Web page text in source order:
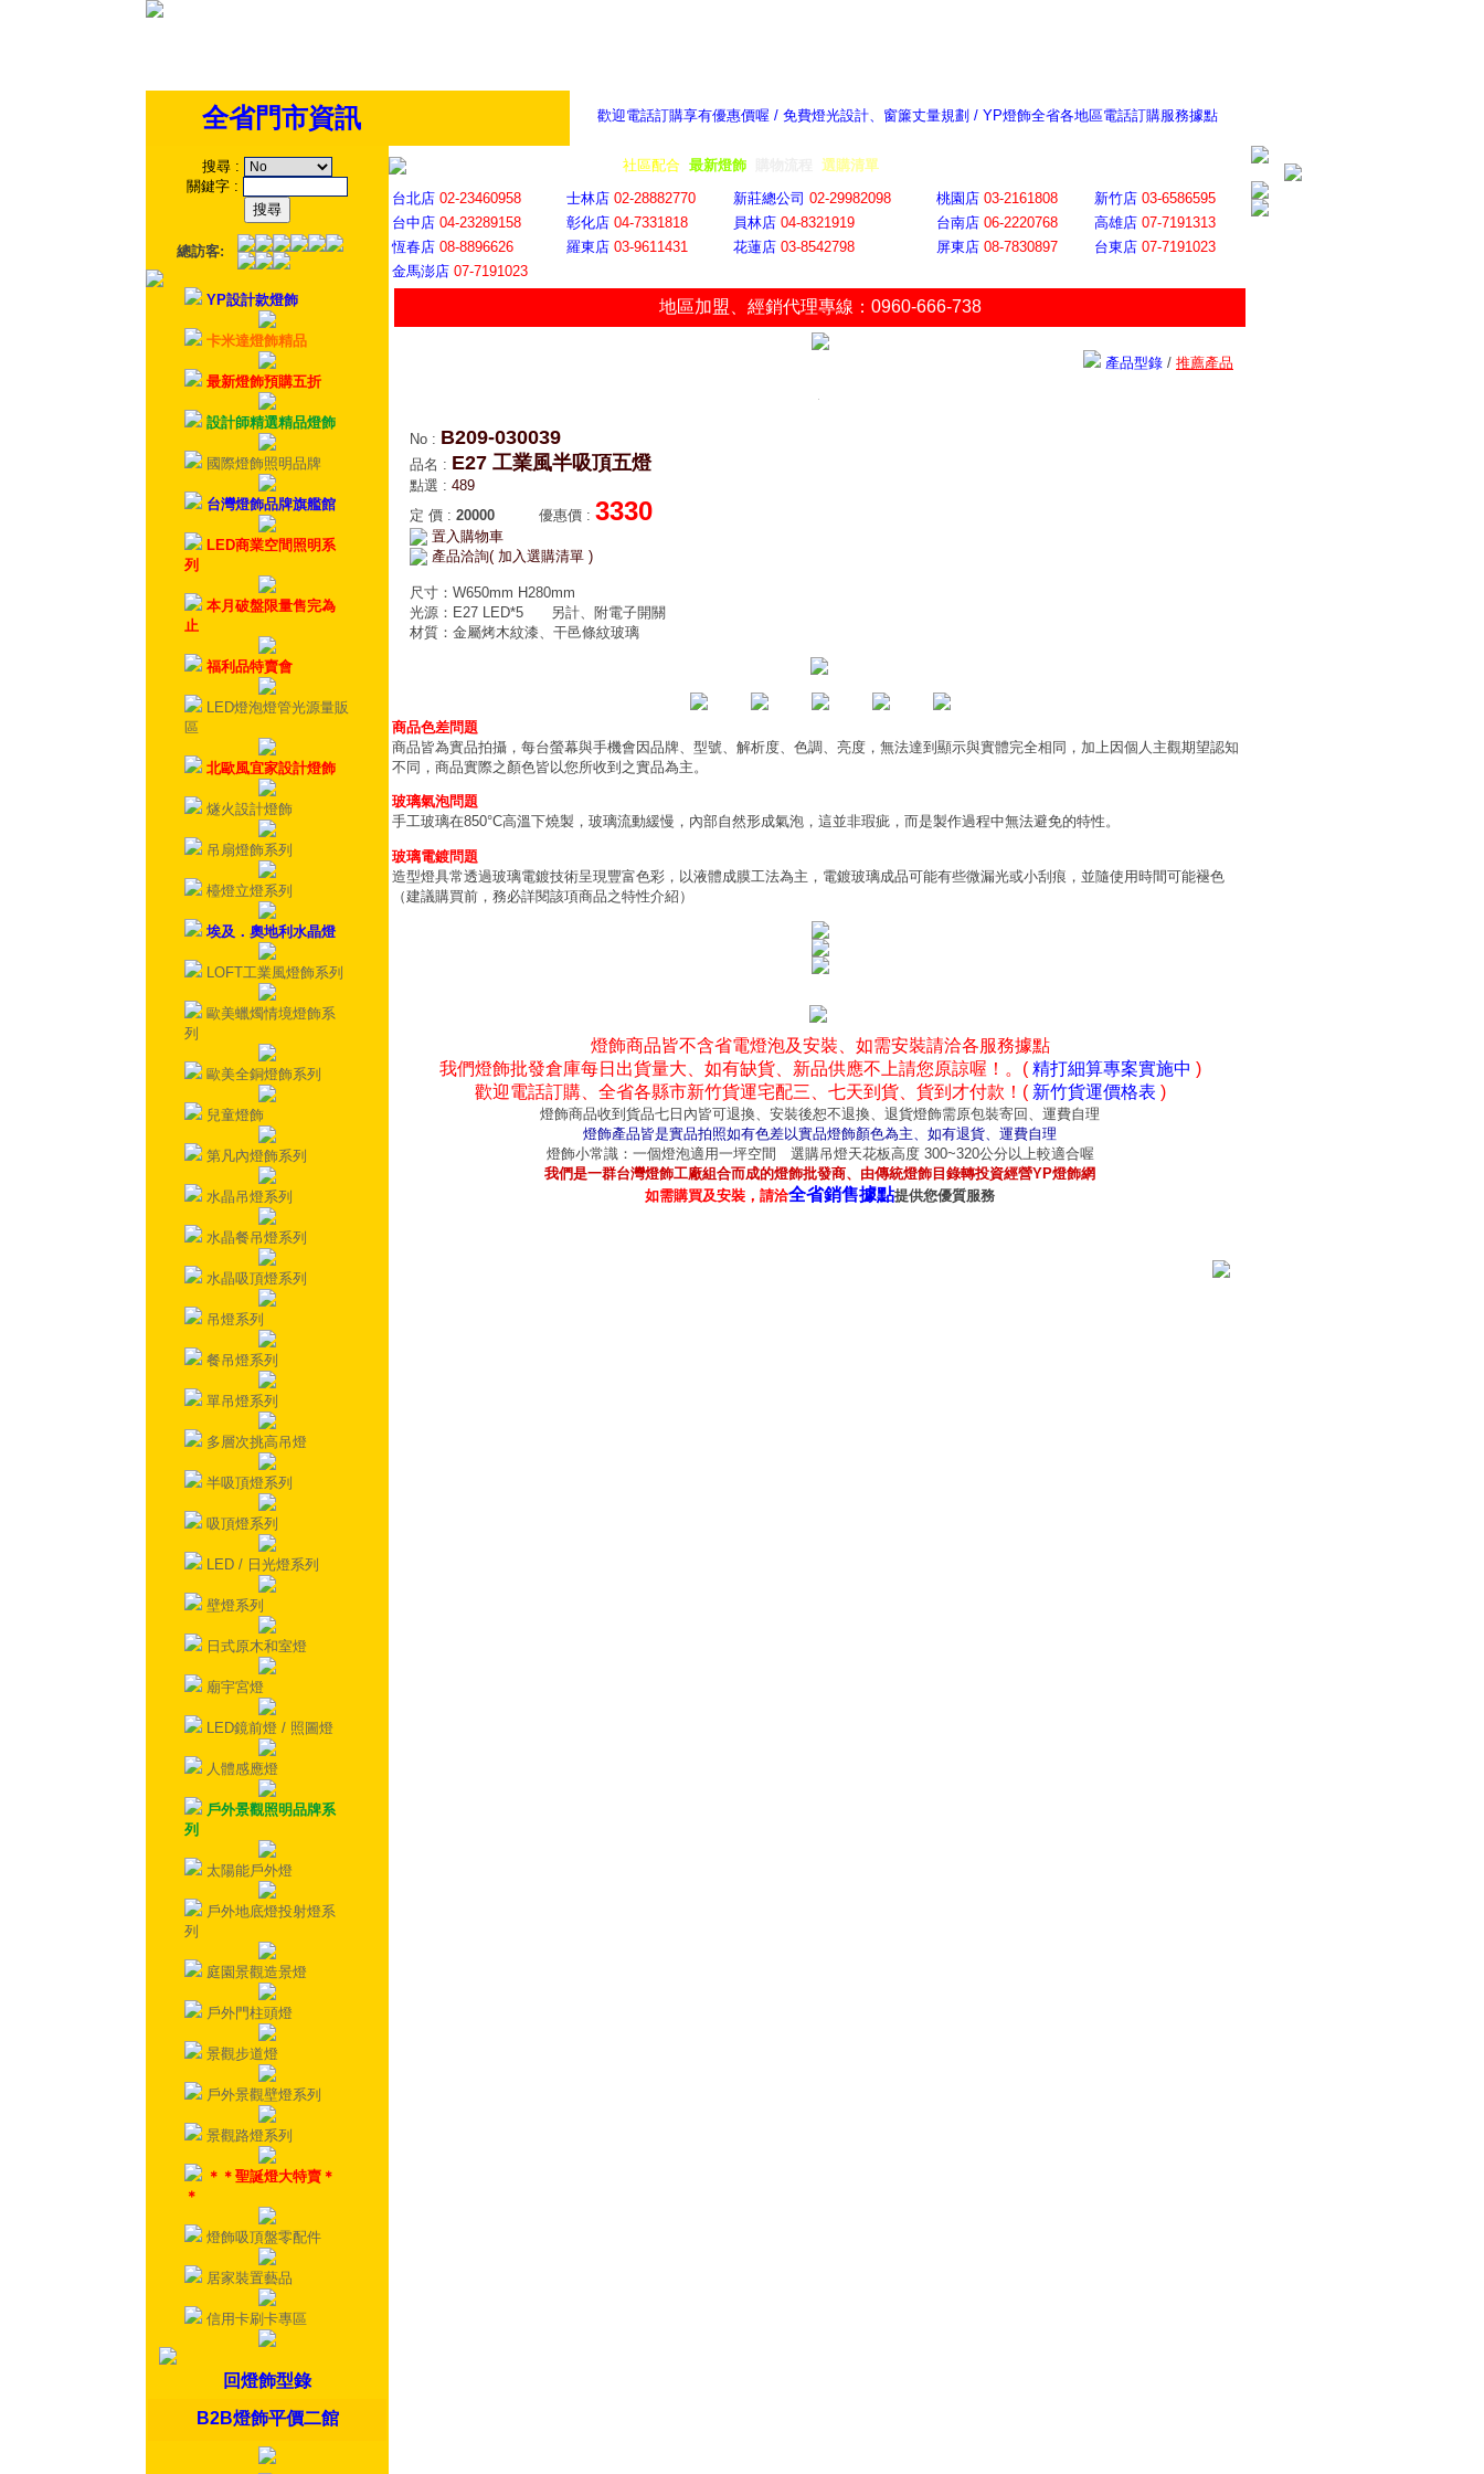
歡迎電話訂購享有優惠價喔 / 免費燈光設計、窗簾丈量規劃 / YP燈飾全省各地區電話訂購服務據點
全省門市資訊
搜尋 :
關鍵字 :
總訪客:
YP設計款燈飾
卡米達燈飾精品
最新燈飾預購五折
設計師精選精品燈飾
國際燈飾照明品牌
台灣燈飾品牌旗艦館
LED商業空間照明系
列
本月破盤限量售完為
止
福利品特賣會
LED燈泡燈管光源量販
區
北歐風宜家設計燈飾
燧火設計燈飾
吊扇燈飾系列
檯燈立燈系列
埃及．奧地利水晶燈
LOFT工業風燈飾系列
歐美蠟燭情境燈飾系
列
歐美全銅燈飾系列
兒童燈飾
第凡內燈飾系列
水晶吊燈系列
水晶餐吊燈系列
水晶吸頂燈系列
吊燈系列
餐吊燈系列
單吊燈系列
多層次挑高吊燈
半吸頂燈系列
吸頂燈系列
LED / 日光燈系列
壁燈系列
日式原木和室燈
廟宇宮燈
LED鏡前燈 / 照圖燈
人體感應燈
戶外景觀照明品牌系
列
太陽能戶外燈
戶外地底燈投射燈系
列
庭園景觀造景燈
戶外門柱頭燈
景觀步道燈
戶外景觀壁燈系列
景觀路燈系列
＊＊聖誕燈大特賣＊
＊
燈飾吸頂盤零配件
居家裝置藝品
信用卡刷卡專區
回燈飾型錄
B2B燈飾平價二館
社區配合 最新燈飾 選購清單
台北店 02-23460958 士林店 02-28882770 新莊總公司 02-29982098 桃園店 03-2161808 新竹店 03-6586595
台中店 04-23289158 彰化店 04-7331818 員林店 04-8321919 台南店 06-2220768 高雄店 07-7191313
恆春店 08-8896626 羅東店 03-9611431 花蓮店 03-8542798 屏東店 08-7830897 台東店 07-7191023
金馬澎店 07-7191023
地區加盟 經銷代理專線：0960-666-738
產品型錄 / 推薦產品
No : B209-030039
品名 : E27 工業風半吸頂五燈
點選 : 489
定 價 : 20000 優惠價 : 3330
置入購物車
產品洽詢( 加入選購清單 )
尺寸：W650mm H280mm
光源：E27 LED*5
另計、附電子開關
材質：金屬烤木紋漆、干邑條紋玻璃
商品色差問題
商品皆為實品拍攝，每台螢幕與手機會因品牌、型號、解析度、色調、亮度，無法達到顯示與實體完全相同，加上因個人主觀期望認知
不同，商品實際之顏色皆以您所收到之實品為主。
玻璃氣泡問題
手工玻璃在850°C高溫下燒製，玻璃流動緩慢，內部自然形成氣泡，這並非瑕疵，而是製作過程中無法避免的特性。
玻璃電鍍問題
造型燈具常透過玻璃電鍍技術呈現豐富色彩，以液體成膜工法為主，電鍍玻璃成品可能有些微漏光或小刮痕，並隨使用時間可能褪色
（建議購買前，務必詳閱該項商品之特性介紹）
燈飾商品皆不含省電燈泡及安裝、如需安裝請洽各服務據點
我們燈飾批發倉庫每日出貨量大、如有缺貨、新品供應不上請您原諒喔！。( 精打細算專案實施中 )
歡迎電話訂購、全省各縣市新竹貨運宅配三、七天到貨、貨到才付款！( 新竹貨運價格表 )
燈飾商品收到貨品七日內皆可退換、安裝後恕不退換、退貨燈飾需原包裝寄回、運費自理
燈飾產品皆是實品拍照如有色差以實品燈飾顏色為主、如有退貨、運費自理
燈飾小常識：一個燈泡適用一坪空間 選購吊燈天花板高度 300~320公分以上較適合喔
我們是一群台灣燈飾工廠組合而成的燈飾批發商、由傳統燈飾目錄轉投資經營YP燈飾網
如需購買及安裝，請洽全省銷售據點提供您優質服務